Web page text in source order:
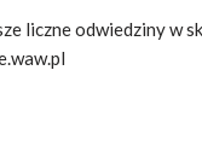
liczne odwiedziny w